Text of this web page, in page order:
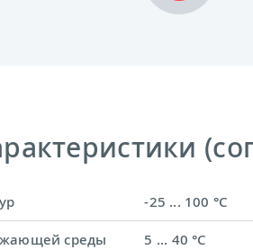
-25 ... 100 °C
среды 5 ... 40 °C